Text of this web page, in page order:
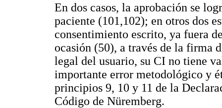
En dos casos, la aprobación se
paciente (101,102); en otros dos
consentimiento escrito, ya fuera
ocasión (50), a través de la firma
legal del usuario, su CI no tiene
importante error metodológico y
principios 9, 10 y 11 de la
Código de Nüremberg.